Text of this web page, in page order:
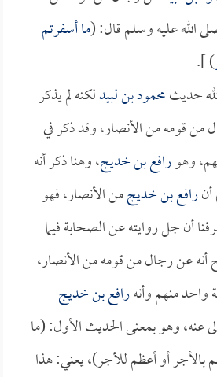
الله عليه وسلم قال: (ما أسفرتم
) ].
حديثمحمود بن لبيدلكنه لم يذكر
من قومه من الأنصار، وقد ذكر في
وهورافع بن خديج، وهنا ذكر أنه
أنرافع بن خديجمن الأنصار، فهو
أن جل روايته عن الصحابة فيما
أنه عن رجال من قومه من الأنصار،
واحد منهم وأنهرافع بن خديج
عنه، وهو بمعنى الحديث الأول: (ما
بالأجر أو أعظم للأجر)، يعني: هذا